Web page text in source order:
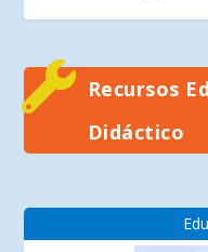
Recursos
Didáctico